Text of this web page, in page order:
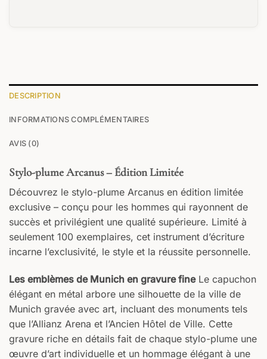
Votre texte
DESCRIPTION
INFORMATIONS COMPLÉMENTAIRES
AVIS (0)
Stylo-plume Arcanus – Édition Limitée
Découvrez le stylo-plume Arcanus en édition limitée
exclusive – conçu pour les hommes qui rayonnent de
succès et privilégient une qualité supérieure. Limité à
seulement 100 exemplaires, cet instrument d’écriture
incarne l’exclusivité, le style et la réussite personnelle.
Les emblèmes de Munich en gravure fineLe capuchon
élégant en métal arbore une silhouette de la ville de
Munich gravée avec art, incluant des monuments tels
que l’Allianz Arena et l’Ancien Hôtel de Ville. Cette
gravure riche en détails fait de chaque stylo-plume une
œuvre d’art individuelle et un hommage élégant à une